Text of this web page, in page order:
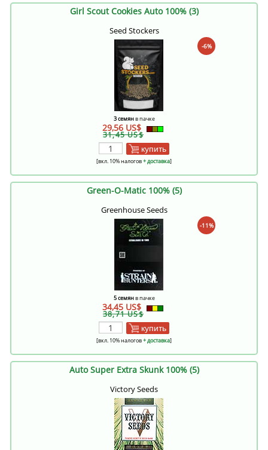
Girl Scout Cookies Auto 100% (3)
Seed Stockers
-6%
3 семянв пачке
29,56 US$
31,45 US$
купить
[вкл. 10% налогов+ доставка]
Green-O-Matic 100% (5)
Greenhouse Seeds
-11%
5 семянв пачке
34,45 US$
38,71 US$
купить
[вкл. 10% налогов+ доставка]
Auto Super Extra Skunk 100% (5)
Victory Seeds